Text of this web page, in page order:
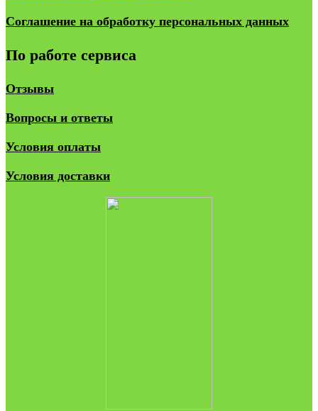
Соглашение на обработку персональных данных
По работе сервиса
Отзывы
Вопросы и ответы
Условия оплаты
Условия доставки